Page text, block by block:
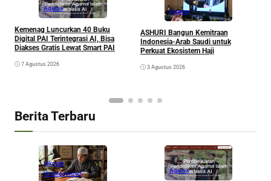
Agama
Kemenag Luncurkan 40 Buku
Digital PAI Terintegrasi AI, Bisa
Diakses Gratis Lewat Smart PAI
7 Agustus 2026
Agama
ASHURI Bangun Kemitraan
Indonesia-Arab Saudi untuk
Perkuat Ekosistem Haji
3 Agustus 2026
Berita Terbaru
Hikmah
Uncategorized
Agama